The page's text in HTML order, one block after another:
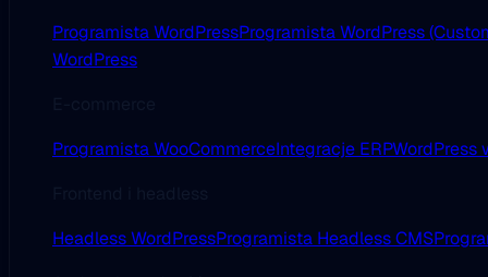
Programista WordPressProgramista WordPress
WordPress
Programista WooCommerceIntegracje ERPWordPress
Headless WordPressProgramista Headless CMS